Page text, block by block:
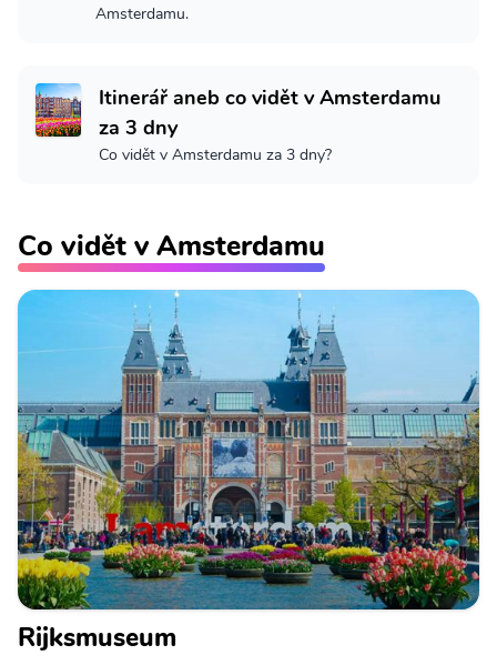
Amsterdamu.
Itinerář aneb co vidět v Amsterdamu
za 3 dny
Co vidět v Amsterdamu za 3 dny?
Co vidět v Amsterdamu
Rijksmuseum